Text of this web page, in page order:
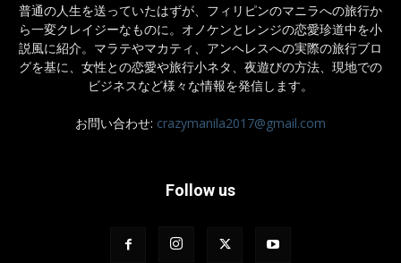
普通の人生を送っていたはずが、フィリピンのマニラへの旅行か
ら一変クレイジーなものに。オノケンとレンジの恋愛珍道中を小
説風に紹介。マラテやマカティ、アンヘレスへの実際の旅行ブロ
グを基に、女性との恋愛や旅行小ネタ、夜遊びの方法、現地での
ビジネスなど様々な情報を発信します。
お問い合わせ: crazymanila2017@gmail.com
Follow us